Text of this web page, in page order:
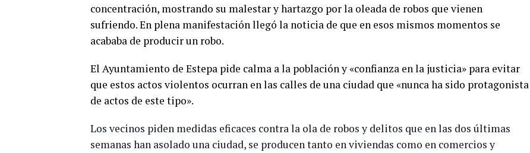
concentración, mostrando su malestar y hartazgo por la oleada de robos que vienen
sufriendo. En plena manifestación llegó la noticia de que en esos mismos momentos se
acababa de producir un robo.
El Ayuntamiento de Estepa pide calma a la población y «confianza en la justicia» para evitar
que estos actos violentos ocurran en las calles de una ciudad que «nunca ha sido protagonista
de actos de este tipo».
Los vecinos piden medidas eficaces contra la ola de robos y delitos que en las dos últimas
semanas han asolado una ciudad, se producen tanto en viviendas como en comercios y